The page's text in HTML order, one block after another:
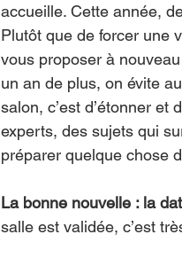
accueille. Cette année,
Plutôt que de forcer une
vous proposer à
un an de plus, on évite
salon, c’est d’étonner
experts, des sujets qui
préparer quelque chose
La bonne nouvelle : la
salle est validée, c’est